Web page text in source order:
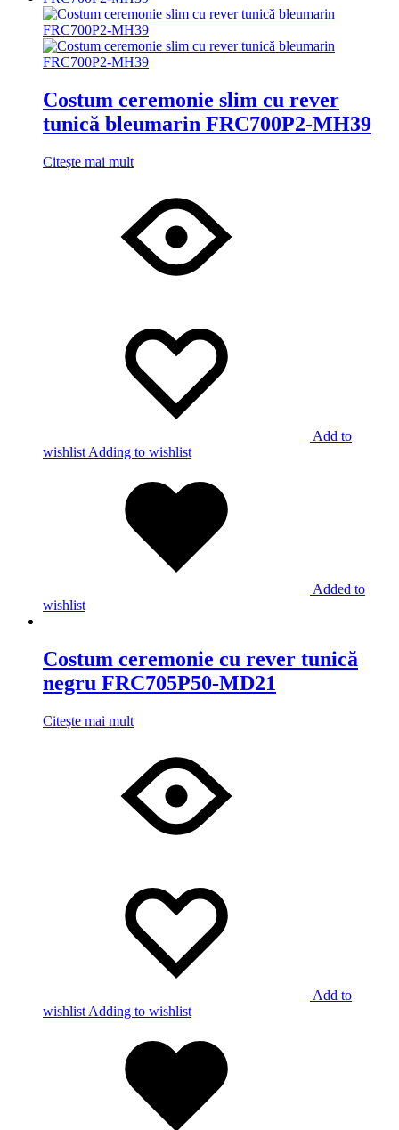
Costum ceremonie slim cu rever
tunică bleumarin FRC700P2-MH39
Citește mai mult
Add to
wishlist Adding to wishlist
Added to
wishlist
Costum ceremonie cu rever tunică
negru FRC705P50-MD21
Citește mai mult
Add to
wishlist Adding to wishlist